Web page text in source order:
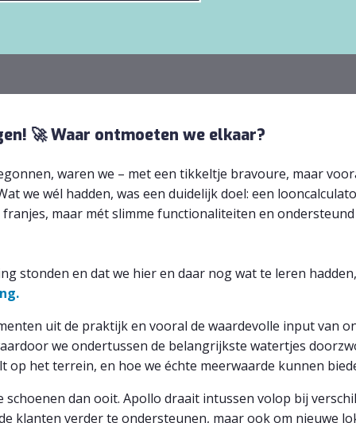
🚀 Waar ontmoeten we elkaar?
waren we – met een tikkeltje bravoure, maar
we wél hadden, was een duidelijk doel: een
maar mét slimme functionaliteiten en
stonden en dat we hier en daar nog wat te leren
uit de praktijk en vooral de waardevolle input van
we ondertussen de belangrijkste watertjes
op het terrein, en hoe we échte meerwaarde kunnen
schoenen dan ooit. Apollo draait intussen volop bij
klanten verder te ondersteunen, maar ook om nieuwe